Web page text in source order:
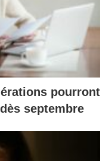
pourront
septembre